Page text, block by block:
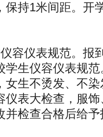
保持1米间距。开
容仪表规范。报
学生仪容仪表规
女生不烫发、不
仪表大检查，服
并检查合格后给